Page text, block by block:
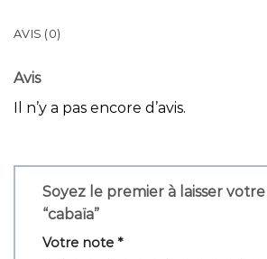
AVIS (0)
Avis
Il n’y a pas encore d’avis.
Soyez le premier à laisser votre
“cabaïa”
Votre note *